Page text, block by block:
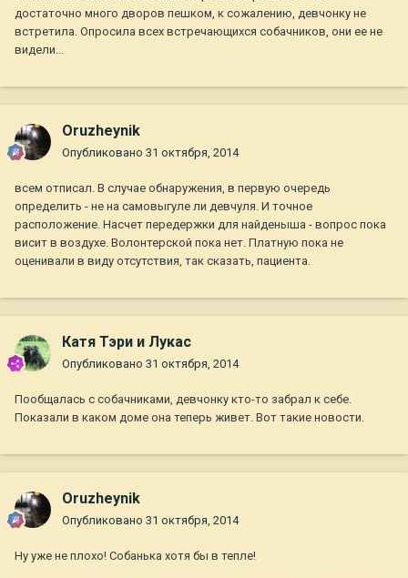
достаточно много дворов пешком, к сожалению, девчонку не
встретила. Опросила всех встречающихся собачников, они ее не
видели...
Oruzheynik
Опубликовано 31 октября, 2014
всем отписал. В случае обнаружения, в первую очередь
определить - не на самовыгуле ли девчуля. И точное
расположение. Насчет передержки для найденыша - вопрос пока
висит в воздухе. Волонтерской пока нет. Платную пока не
оценивали в виду отсутствия, так сказать, пациента.
Катя Тэри и Лукас
Опубликовано 31 октября, 2014
Пообщалась с собачниками, девчонку кто-то забрал к себе.
Показали в каком доме она теперь живет. Вот такие новости.
Oruzheynik
Опубликовано 31 октября, 2014
Ну уже не плохо! Собанька хотя бы в тепле!